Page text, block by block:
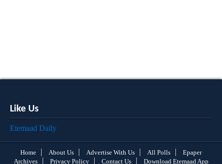
Like Us
Etemaad Daily
Home About Us Advertise With Us All Polls
Epaper
Archives
Privacy Policy Contact Us Download Etemaad App